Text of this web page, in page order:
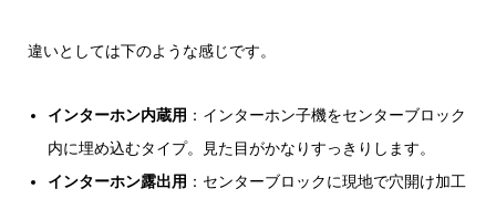
違いとしては下のような感じです。
インターホン内蔵用 ：インターホン子機をセンターブロック
内に埋め込むタイプ。見た目がかなりすっきりします。
インターホン露出用 ：センターブロックに現地で穴開け加工